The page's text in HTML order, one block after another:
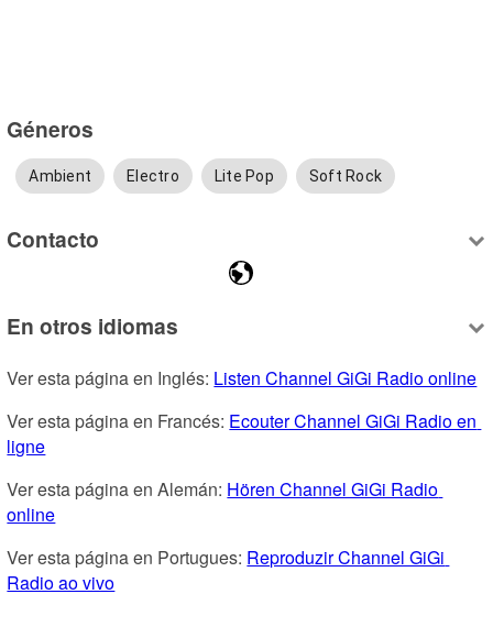
Géneros
Ambient Electro Lite Pop Soft Rock
Contacto
En otros idiomas
Ver esta página en Inglés: Listen Channel GiGi Radio online
Ver esta página en Francés: Ecouter Channel GiGi Radio en
ligne
Ver esta página en Alemán: Hören Channel GiGi Radio
online
Ver esta página en Portugues: Reproduzir Channel GiGi
Radio ao vivo